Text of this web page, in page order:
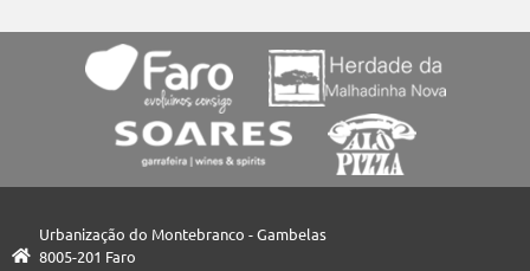
Urbanização do Montebranco - Gambelas
8005-201 Faro